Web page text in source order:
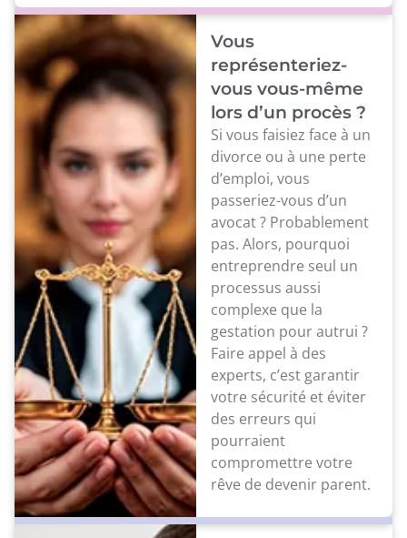
Vous
représenteriez-
vous vous-même
lors d’un procès ?
Si vous faisiez face à un
divorce ou à une perte
d’emploi, vous
passeriez-vous d’un
avocat ? Probablement
pas. Alors, pourquoi
entreprendre seul un
processus aussi
complexe que la
gestation pour autrui ?
Faire appel à des
experts, c’est garantir
votre sécurité et éviter
des erreurs qui
pourraient
compromettre votre
rêve de devenir parent.